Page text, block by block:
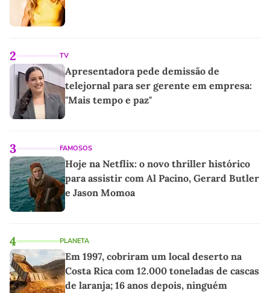
2 TV
Apresentadora pede demissão de
telejornal para ser gerente em empresa:
"Mais tempo e paz"
3 FAMOSOS
Hoje na Netflix: o novo thriller histórico
para assistir com Al Pacino, Gerard Butler
e Jason Momoa
4 PLANETA
Em 1997, cobriram um local deserto na
Costa Rica com 12.000 toneladas de cascas
de laranja; 16 anos depois, ninguém